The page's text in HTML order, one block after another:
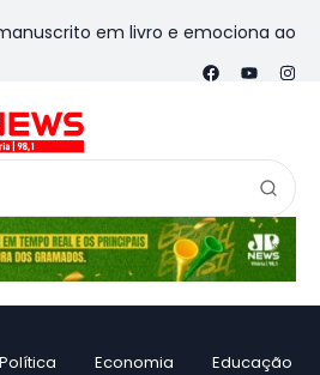
em livro e emociona ao contar
Política Economia Educação